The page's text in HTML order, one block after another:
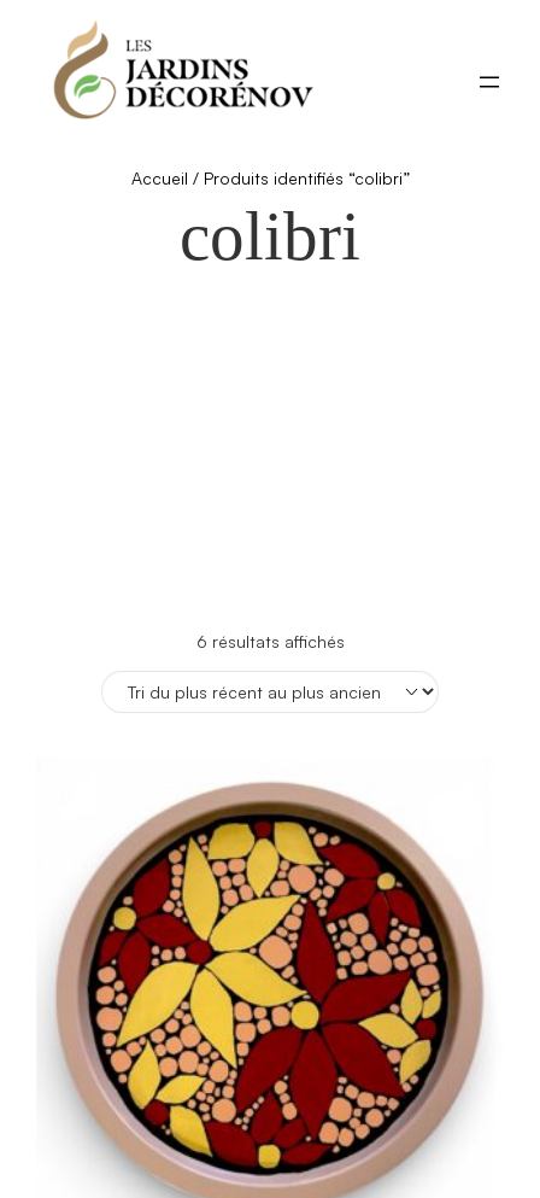
contenu
Accueil / Produits identifiés “colibri”
colibri
6 résultats affichésTrié
plus
récent
ancien